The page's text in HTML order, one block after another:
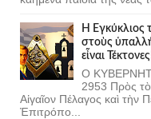
Ἡ Ἐγκύκλιος
στοὺς
εἶναι
Ο
2953 Πρὸς
Αἰγαῖον Πέλαγος καὶ τὴν
Ἐπιτρόπο...